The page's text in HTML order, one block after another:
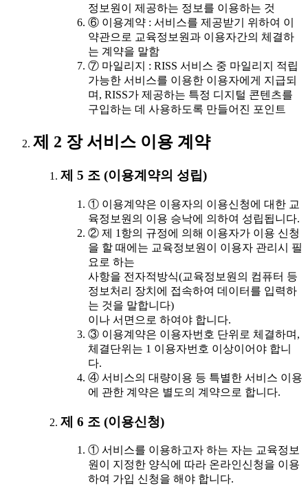
정보원이 제공하는 정보를 이용하는 것
⑥ 이용계약 : 서비스를 제공받기 위하여 이
약관으로 교육정보원과 이용자간의 체결하
는 계약을 말함
⑦ 마일리지 : RISS 서비스 중 마일리지 적립
가능한 서비스를 이용한 이용자에게 지급되
며, RISS가 제공하는 특정 디지털 콘텐츠를
구입하는 데 사용하도록 만들어진 포인트
제 2 장 서비스 이용 계약
제 5 조 (이용계약의 성립)
① 이용계약은 이용자의 이용신청에 대한 교
육정보원의 이용 승낙에 의하여 성립됩니다.
② 제 1항의 규정에 의해 이용자가 이용 신청
을 할 때에는 교육정보원이 이용자 관리시 필
요로 하는
사항을 전자적방식(교육정보원의 컴퓨터 등
정보처리 장치에 접속하여 데이터를 입력하
는 것을 말합니다)
이나 서면으로 하여야 합니다.
③ 이용계약은 이용자번호 단위로 체결하며,
체결단위는 1 이용자번호 이상이어야 합니
다.
④ 서비스의 대량이용 등 특별한 서비스 이용
에 관한 계약은 별도의 계약으로 합니다.
제 6 조 (이용신청)
① 서비스를 이용하고자 하는 자는 교육정보
원이 지정한 양식에 따라 온라인신청을 이용
하여 가입 신청을 해야 합니다.